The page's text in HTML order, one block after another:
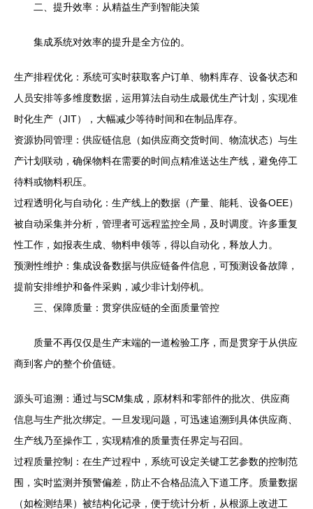
二、提升效率：从精益生产到智能决策
集成系统对效率的提升是全方位的。
生产排程优化：系统可实时获取客户订单、物料库存、设备状态和
人员安排等多维度数据，运用算法自动生成最优生产计划，实现准
时化生产（JIT），大幅减少等待时间和在制品库存。
资源协同管理：供应链信息（如供应商交货时间、物流状态）与生
产计划联动，确保物料在需要的时间点精准送达生产线，避免停工
待料或物料积压。
过程透明化与自动化：生产线上的数据（产量、能耗、设备OEE）
被自动采集并分析，管理者可远程监控全局，及时调度。许多重复
性工作，如报表生成、物料申领等，得以自动化，释放人力。
预测性维护：集成设备数据与供应链备件信息，可预测设备故障，
提前安排维护和备件采购，减少非计划停机。
三、保障质量：贯穿供应链的全面质量管控
质量不再仅仅是生产末端的一道检验工序，而是贯穿于从供应
商到客户的整个价值链。
源头可追溯：通过与SCM集成，原材料和零部件的批次、供应商
信息与生产批次绑定。一旦发现问题，可迅速追溯到具体供应商、
生产线乃至操作工，实现精准的质量责任界定与召回。
过程质量控制：在生产过程中，系统可设定关键工艺参数的控制范
围，实时监测并预警偏差，防止不合格品流入下道工序。质量数据
（如检测结果）被结构化记录，便于统计分析，从根源上改进工